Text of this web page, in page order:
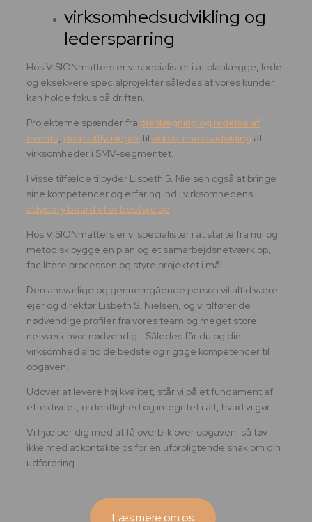
virksomhedsudvikling og
ledersparring
Hos VISIONmatters er vi specialister i at planlægge, lede
og eksekvere specialprojekter således at vores kunder
kan holde fokus på driften.
Projekterne spænder fra planlægning og ledelse af
events, domicilflytningertil virksomhedsudvikling af
virksomheder i SMV-segmentet.
I visse tilfælde tilbyder Lisbeth S. Nielsen også at bringe
sine kompetencer og erfaring ind i virksomhedens
advisory board eller bestyrelse.
Hos VISIONmatters er vi specialister i at starte fra nul og
metodisk bygge en plan og et samarbejdsnetværk op,
facilitere processen og styre projektet i mål.
Den ansvarlige og gennemgående person vil altid være
ejer og direktør Lisbeth S. Nielsen, og vi tilfører de
nødvendige profiler fra vores team og meget store
netværk hvor nødvendigt. Således får du og din
virksomhed altid de bedste og rigtige kompetencer til
opgaven.
Udover at levere høj kvalitet, står vi på et fundament af
effektivitet, ordentlighed og integritet i alt, hvad vi gør.
Vi hjælper dig med at få overblik over opgaven, så tøv
ikke med at kontakte os for en uforpligtende snak om din
udfordring.
Læs mere om os